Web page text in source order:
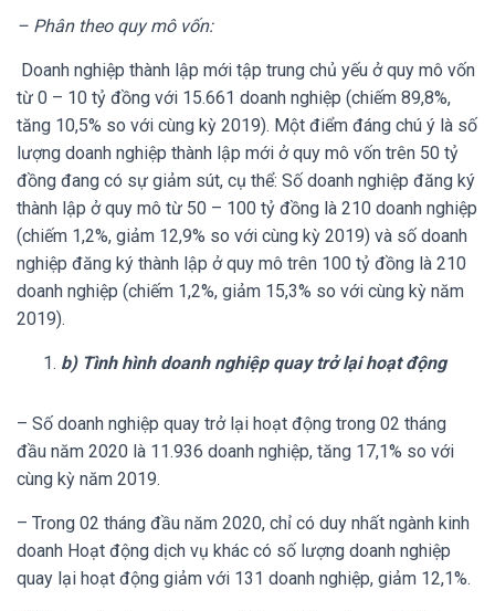
– Phân theo quy mô vốn:
Doanh nghiệp thành lập mới tập trung chủ yếu ở quy mô vốn
từ 0 – 10 tỷ đồng với 15.661 doanh nghiệp (chiếm 89,8%,
tăng 10,5% so với cùng kỳ 2019). Một điểm đáng chú ý là số
lượng doanh nghiệp thành lập mới ở quy mô vốn trên 50 tỷ
đồng đang có sự giảm sút, cụ thể: Số doanh nghiệp đăng ký
thành lập ở quy mô từ 50 – 100 tỷ đồng là 210 doanh nghiệp
(chiếm 1,2%, giảm 12,9% so với cùng kỳ 2019) và số doanh
nghiệp đăng ký thành lập ở quy mô trên 100 tỷ đồng là 210
doanh nghiệp (chiếm 1,2%, giảm 15,3% so với cùng kỳ năm
2019).
b) Tình hình doanh nghiệp quay trở lại hoạt động
– Số doanh nghiệp quay trở lại hoạt động trong 02 tháng
đầu năm 2020 là 11.936 doanh nghiệp, tăng 17,1% so với
cùng kỳ năm 2019.
– Trong 02 tháng đầu năm 2020, chỉ có duy nhất ngành kinh
doanh Hoạt động dịch vụ khác có số lượng doanh nghiệp
quay lại hoạt động giảm với 131 doanh nghiệp, giảm 12,1%.